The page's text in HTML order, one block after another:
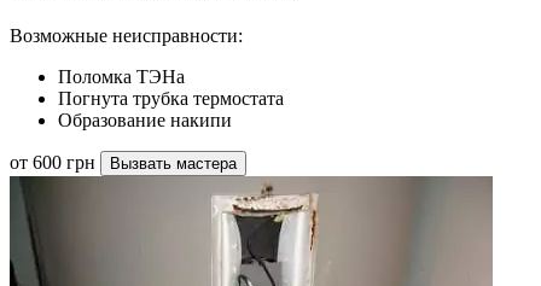
Возможные неисправности:
Поломка ТЭНа
Погнута трубка термостата
Образование накипи
от 600 грн Вызвать мастера